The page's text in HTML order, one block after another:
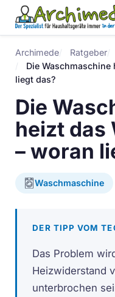
Archimede Ratgeber
Die
liegt das?
Die
heizt das
– woran
Waschmaschine
DER TIPP VOM
Das Problem
Heizwiderstand
unterbrochen